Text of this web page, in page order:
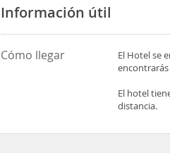
Información útil
Cómo llegar El Hotel se
El hotel
distancia.